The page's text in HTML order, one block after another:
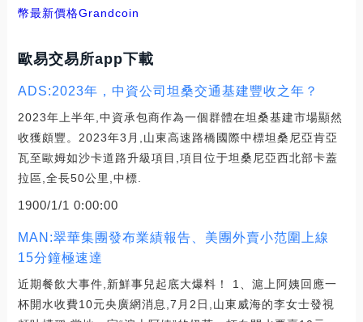
幣最新價格Grandcoin
歐易交易所app下載
ADS:2023年，中資公司坦桑交通基建豐收之年？
2023年上半年,中資承包商作為一個群體在坦桑基建市場顯然
收獲頗豐。2023年3月,山東高速路橋國際中標坦桑尼亞肯亞
瓦至歐姆如沙卡道路升級項目,項目位于坦桑尼亞西北部卡蓋
拉區,全長50公里,中標.
1900/1/1 0:00:00
MAN:翠華集團發布業績報告、美團外賣小范圍上線
15分鐘極速達
近期餐飲大事件,新鮮事兒起底大爆料！ 1、滬上阿姨回應一
杯開水收費10元央廣網消息,7月2日,山東威海的李女士發視